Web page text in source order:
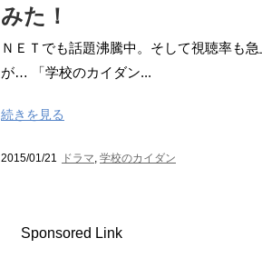
みた！
ＮＥＴでも話題沸騰中。そして視聴率も
が… 「学校のカイダン...
続きを見る
2015/01/21 ドラマ, 学校のカイダン
Sponsored Link